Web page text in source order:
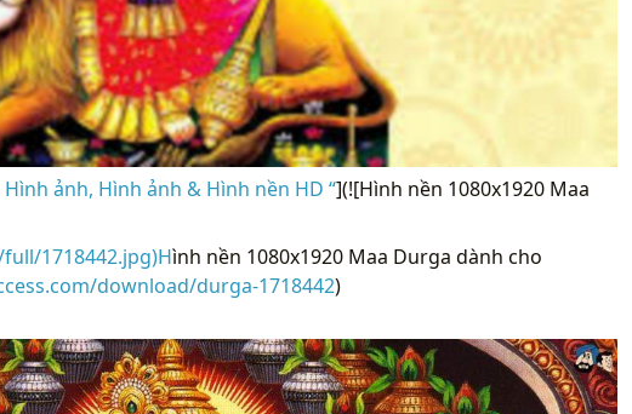
ảnh, Hình ảnh & Hình nền HD “](![Hình nền 1080x1920 Maa
1718442.jpg)Hình nền 1080x1920 Maa Durga dành cho
download/durga-1718442)